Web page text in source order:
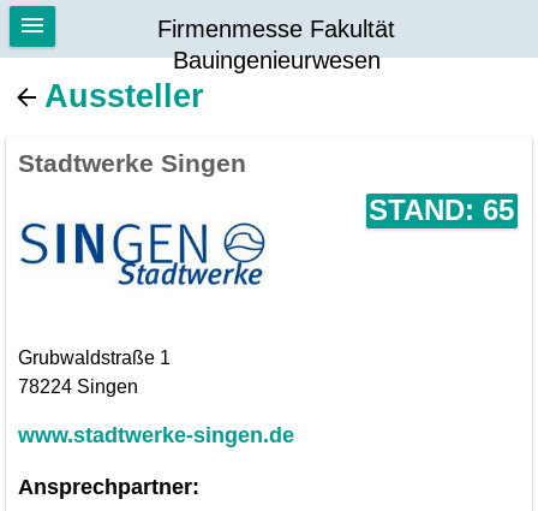
Firmenmesse Fakultät
Bauingenieurwesen
Aussteller
Stadtwerke Singen
STAND: 65
Grubwaldstraße 1
78224 Singen
www.stadtwerke-singen.de
Ansprechpartner: